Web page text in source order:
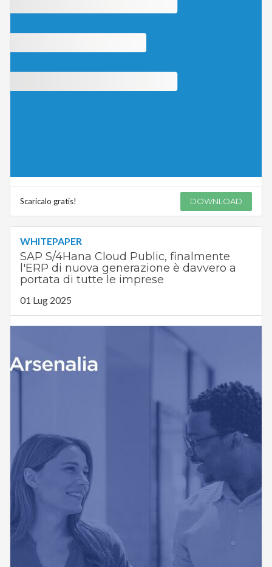
Scaricalo gratis! DOWNLOAD
WHITEPAPER
SAP S/4Hana Cloud Public, finalmente
l'ERP di nuova generazione è davvero a
portata di tutte le imprese
01 Lug 2025